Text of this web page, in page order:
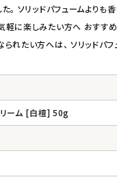
すめ
。 ソリッドパフュームよりも香
軽に楽しみたい方へ おすすめ
れたい方へは、 ソリッドパ
ーム [白檀] 50g